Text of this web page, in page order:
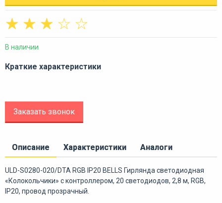
☆
☆
☆
☆
☆
В наличии
Краткие характеристики
Заказать звонок
Описание Характеристики Аналоги
ULD-S0280-020/DTA RGB IP20 BELLS Гирлянда светодиодная
«Колокольчики» с контроллером, 20 светодиодов, 2,8 м, RGB,
IP20, провод прозрачный.